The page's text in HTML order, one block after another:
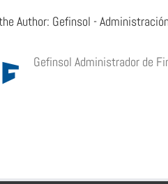
Author: Gefinsol -
Gefinsol Administrador de